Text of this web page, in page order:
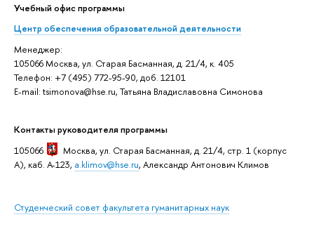
Учебный офис программы
Центр обеспечения образовательной деятельности
Менеджер:
105066 Москва, ул. Старая Басманная, д. 21/4, к. 405
Телефон: +7 (495) 772-95-90, доб. 12101
E-mail: tsimonova@hse.ru, Татьяна Владиславовна Симонова
Контакты руководителя программы
105066
Москва, ул. Старая Басманная, д. 21/4, стр. 1 (корпус
А), каб. А-123, a.klimov@hse.ru, Александр Антонович Климов
Студенческий совет факультета гуманитарных наук